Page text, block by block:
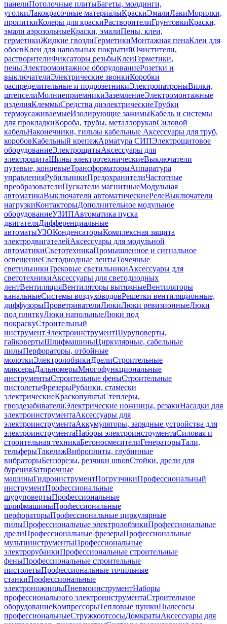
панелиПотолочные плитыБагеты, молдинги,
уголкиЛакокрасочные материалыКраскиЭмалиЛакиМорилки,
пропиткиКолеры для краскиРастворителиГрунтовкиКраски,
эмали аэрозольныеКраски, эмалиПены, клеи,
герметикиЖидкие гвоздиГерметикиМонтажная пенаКлеи для
обоевКлеи для напольных покрытийОчистители,
растворителиФиксаторы резьбыКлеиГерметики,
пеныЭлектромонтажное оборудованиеРозетки и
выключателиЭлектрические звонкиКоробки
распределительные и подрозетникиЭлектропатроныВилки,
штепселиМолниеприемникиЗаземлениеЭлектромонтажные
изделияКлеммыСредства диэлектрическиеТрубки
термоусаживаемыеИзолирующие зажимыКабель и системы
для прокладкиКороба, трубы, металлорукавСиловой
кабельНаконечники, гильзы кабельные Аксессуары для труб,
коробовКабельный крепежАрматура СИПЭлектрощитовое
оборудованиеЭлектрощитыАксессуары для
электрощитаШины электротехническиеВыключатели
путевые, концевыеТрансформаторыАппаратура
управленияРубильникиПредохранителиЧастотные
преобразователиПускатели магнитныеМодульная
автоматикаВыключатели автоматическиеРелеВыключатели
нагрузкиКонтакторыДополнительное модульное
оборудованиеУЗИПАвтоматика пуска
двигателяДифференциальные
автоматыУЗОКонденсаторыКомплексная защита
электродвигателейАксессуары для модульной
автоматикиСветотехникаПромышленное и сигнальное
освещениеСветодиодные лентыТочечные
светильникиТрековые светильникиАксессуары для
светотехникиАксессуары для светодиодных
лентВентиляцияВентиляторы вытяжныеВентиляторы
канальныеСистемы воздуховодовРешетки вентиляционные,
диффузорыПроветривателиЛюкиЛюки ревизионныеЛюки
под плиткуЛюки напольныеЛюки под
покраскуСтроительный
инструментЭлектроинструментШуруповерты,
гайковертыШлифмашиныЦиркулярные, сабельные
пилыПерфораторы, отбойные
молоткиЭлектролобзикиДрелиСтроительные
миксерыДальномерыМногофункциональные
инструментыСтроительные феныСтроительные
пистолетыФрезерыРубанки, стамески
электрическиеКраскопультыСтеплеры,
гвоздезабивателиЭлектрические ножницы, резакиНасадки для
электроинструментаАксессуары для
электроинструментаАккумуляторы, зарядные устройства для
электроинструментаНаборы электроинструментаСиловая и
строительная техникаБетоносмесителиГенераторыТали,
тельферыТакелажВиброплиты, глубинные
вибраторыБензорезы, резчики швовСтойки, дрели для
буренияЗатирочные
машиныГидроинструментПогрузчикиПрофессиональный
инструментПрофессиональные
шуруповертыПрофессиональные
шлифмашиныПрофессиональные
перфораторыПрофессиональные циркулярные
пилыПрофессиональные электролобзикиПрофессиональные
дрелиПрофессиональные фрезерыПрофессиональные
мультиинструментыПрофессиональные
электрорубанкиПрофессиональные строительные
феныПрофессиональные строительные
пистолетыПрофессиональные точильные
станкиПрофессиональные
электроножницыПневмоинструментНаборы
профессионального электроинструментаСтроительное
оборудованиеКомпрессорыТепловые пушкиПылесосы
профессиональныеСтружкоотсосыДомкратыАксессуары для